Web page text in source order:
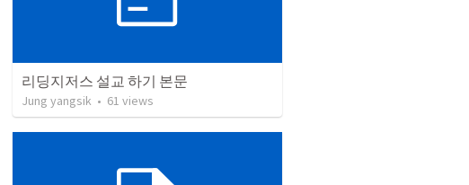
리딩지저스 설교 하기 본문
Jung yangsik • 61 views